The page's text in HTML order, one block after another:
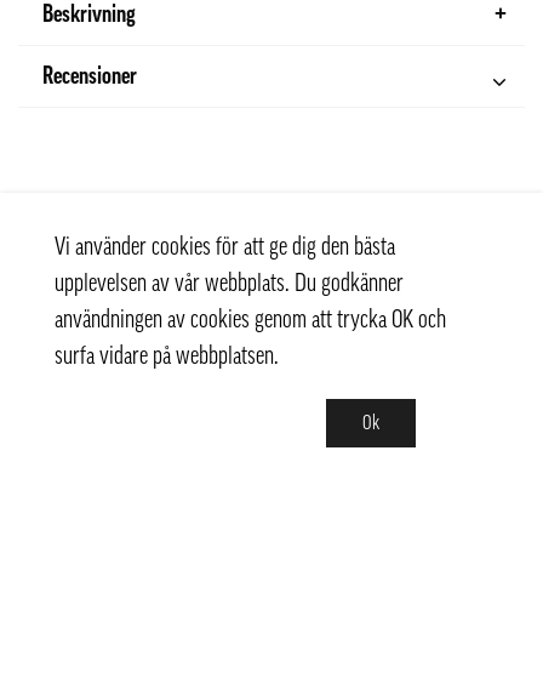
Beskrivning
Recensioner
Vi använder cookies för att ge dig den bästa
upplevelsen av vår webbplats. Du godkänner
användningen av cookies genom att trycka OK och
surfa vidare på webbplatsen.
Ok